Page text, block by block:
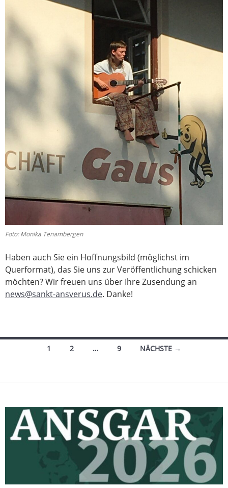
Foto: Monika Tenambergen
Haben auch Sie ein Hoffnungsbild (möglichst im
Querformat), das Sie uns zur Veröffentlichung schicken
möchten? Wir freuen uns über Ihre Zusendung an
news@sankt-ansverus.de. Danke!
Beitragsnavigation
1 2 … 9 NÄCHSTE →